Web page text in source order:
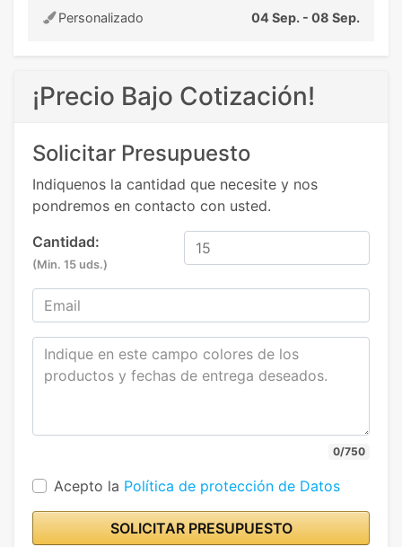
Personalizado
04 Sep. - 08 Sep.
¡Precio Bajo Cotización!
Solicitar Presupuesto
Indiquenos la cantidad que necesite y nos
pondremos en contacto con usted.
Cantidad:
(Min. 15 uds.)
0/750
Acepto la Política de protección de Datos
SOLICITAR PRESUPUESTO